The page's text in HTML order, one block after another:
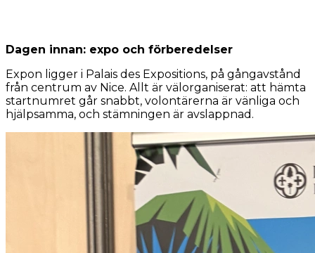
Dagen innan: expo och förberedelser
Expon ligger i Palais des Expositions, på gångavstånd
från centrum av Nice. Allt är välorganiserat: att hämta
startnumret går snabbt, volontärerna är vänliga och
hjälpsamma, och stämningen är avslappnad.